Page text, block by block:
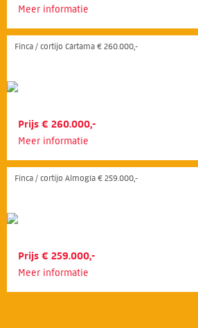
Meer informatie
Finca / cortijo Cártama € 260.000,-
Prijs € 260.000,-
Meer informatie
Finca / cortijo Almogía € 259.000,-
Prijs € 259.000,-
Meer informatie